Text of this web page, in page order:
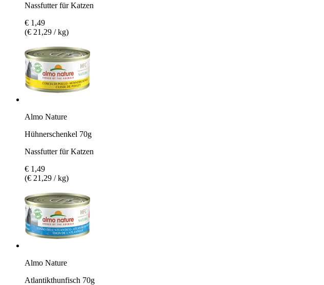
Nassfutter für Katzen
€ 1,49
(€ 21,29 / kg)
Almo Nature
Hühnerschenkel 70g
Nassfutter für Katzen
€ 1,49
(€ 21,29 / kg)
Almo Nature
Atlantikthunfisch 70g